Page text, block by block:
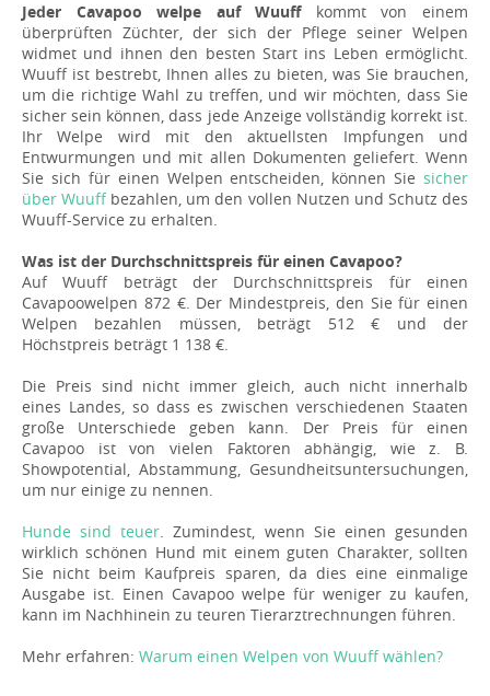
Jeder Cavapoo welpe auf Wuuffkommt von einem
überprüften Züchter, der sich der Pflege seiner Welpen
widmet und ihnen den besten Start ins Leben ermöglicht.
Wuuff ist bestrebt, Ihnen alles zu bieten, was Sie brauchen,
um die richtige Wahl zu treffen, und wir möchten, dass Sie
sicher sein können, dass jede Anzeige vollständig korrekt ist.
Ihr Welpe wird mit den aktuellsten Impfungen und
Entwurmungen und mit allen Dokumenten geliefert. Wenn
Sie sich für einen Welpen entscheiden, können Sie sicher
über Wuuffbezahlen, um den vollen Nutzen und Schutz des
Wuuff-Service zu erhalten.
Was ist der Durchschnittspreis für einen Cavapoo?
Auf Wuuff beträgt der Durchschnittspreis für einen
Cavapoowelpen 872 €. Der Mindestpreis, den Sie für einen
Welpen bezahlen müssen, beträgt 512 € und der
Höchstpreis beträgt 1 138 €.
Die Preis sind nicht immer gleich, auch nicht innerhalb
eines Landes, so dass es zwischen verschiedenen Staaten
große Unterschiede geben kann. Der Preis für einen
Cavapoo ist von vielen Faktoren abhängig, wie z. B.
Showpotential, Abstammung, Gesundheitsuntersuchungen,
um nur einige zu nennen.
Hunde sind teuer. Zumindest, wenn Sie einen gesunden
wirklich schönen Hund mit einem guten Charakter, sollten
Sie nicht beim Kaufpreis sparen, da dies eine einmalige
Ausgabe ist. Einen Cavapoo welpe für weniger zu kaufen,
kann im Nachhinein zu teuren Tierarztrechnungen führen.
Mehr erfahren: Warum einen Welpen von Wuuff wählen?